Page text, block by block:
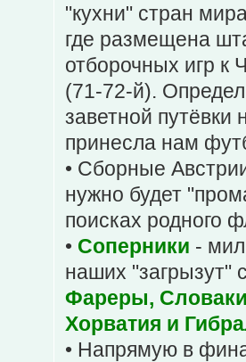
"кухни" стран
где размещена
отборочных игр к
(71-72-й).
заветной
принесла нам
• Сборные
нужно будет
поисках родного
• Соперники -
наших "загрызут"
Фареры,
Хорватия и
• Напрямую в